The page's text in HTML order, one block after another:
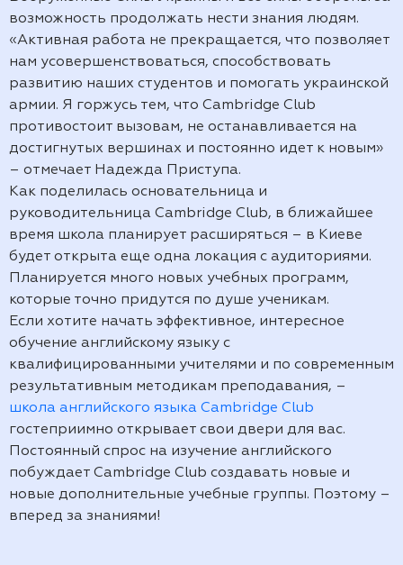
возможность продолжать нести знания людям.
«Активная работа не прекращается, что позволяет
нам усовершенствоваться, способствовать
развитию наших студентов и помогать украинской
армии. Я горжусь тем, что Cambridge Club
противостоит вызовам, не останавливается на
достигнутых вершинах и постоянно идет к новым»
– отмечает Надежда Приступа.
Как поделилась основательница и
руководительница Cambridge Club, в ближайшее
время школа планирует расширяться – в Киеве
будет открыта еще одна локация с аудиториями.
Планируется много новых учебных программ,
которые точно придутся по душе ученикам.
Если хотите начать эффективное, интересное
обучение английскому языку с
квалифицированными учителями и по современным
результативным методикам преподавания, –
школа английского языка Cambridge Club
гостеприимно открывает свои двери для вас.
Постоянный спрос на изучение английского
побуждает Cambridge Club создавать новые и
новые дополнительные учебные группы. Поэтому –
вперед за знаниями!